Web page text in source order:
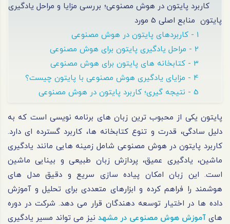
کاربرد پایتون در هوش مصنوعی؛ بررسی مزایا و مراحل یادگیری
پایتون منابع اصلی 5 مورد
پایتون یکی از محبوب ترین زبان های برنامه نویسی است که به
دلیل سادگی، قدرت و تنوع کتابخانه ها، کاربرد گسترده ای دارد.
کاربرد پایتون در هوش مصنوعی شامل زمینه هایی مانند یادگیری
ماشین، یادگیری عمیق، پردازش زبان طبیعی و بینایی ماشین
است. این زبان امکان پیاده سازی سریع و دقیق مدل های
هوشمند را فراهم کرده و ابزارهای متعددی برای تحلیل و آموزش
داده ها در اختیار توسعه دهندگان قرار می دهد. شرکت در دوره
های آموزش هوش مصنوعی در مشهد نیز می تواند مسیر یادگیری